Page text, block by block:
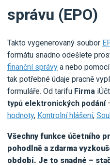
správu (EPO)
Takto vygenerovaný soubor
formátu snadno odešlete
finanční správy a nebo
tak potřebné údaje pracně
formuláře. Od tarifu Firma
typů elektronických podání
hodnoty, Kontrolní hlášení,
Všechny funkce účetního
pohodlně a zdarma
období. Je to snadné –